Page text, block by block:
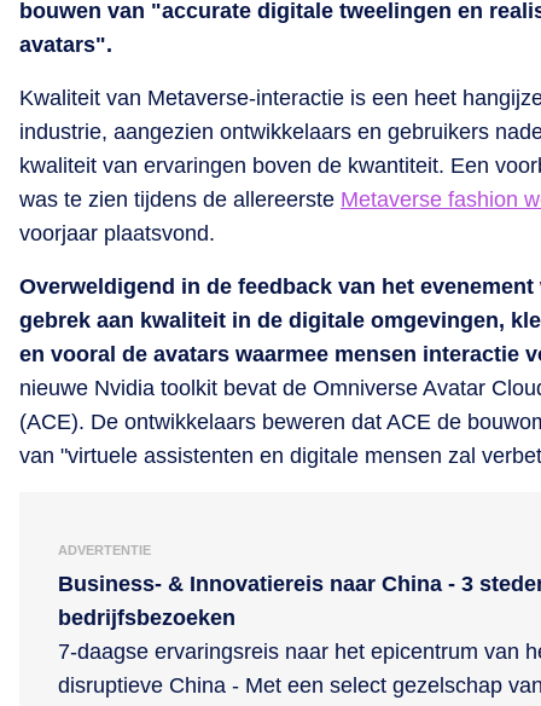
bouwen van "accurate digitale tweelingen en
avatars".
Kwaliteit van Metaverse-interactie is een heet
industrie, aangezien ontwikkelaars en gebruikers
kwaliteit van ervaringen boven de kwantiteit. Een
was te zien tijdens de allereerste Metaverse fashion
voorjaar plaatsvond.
Overweldigend in de feedback van het evenement
gebrek aan kwaliteit in de digitale omgevingen,
en vooral de avatars waarmee mensen interactie
nieuwe Nvidia toolkit bevat de Omniverse Avatar
(ACE). De ontwikkelaars beweren dat ACE de
van "virtuele assistenten en digitale mensen zal
ADVERTENTIE
Business- & Innovatiereis naar China - 3
bedrijfsbezoeken
7-daagse ervaringsreis naar het epicentrum van
disruptieve China - Met een select gezelschap